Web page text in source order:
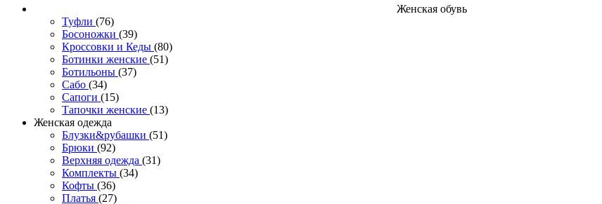
Женcкая обувь
Туфли (76)
Босоножки (39)
Кроссовки и Кеды (80)
Ботинки женские (51)
Ботильоны (37)
Сабо (34)
Сапоги (15)
Тапочки женские (13)
Женская одежда
Блузки&рубашки (51)
Брюки (92)
Верхняя одежда (31)
Комплекты (34)
Кофты (36)
Платья (27)